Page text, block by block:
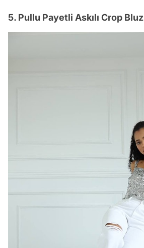
5. Pullu Payetli Askılı Crop Bluz